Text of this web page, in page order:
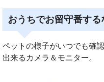
おうちでお留守番する
ペットの様子がいつでも確
出来るカメラ＆モニター。